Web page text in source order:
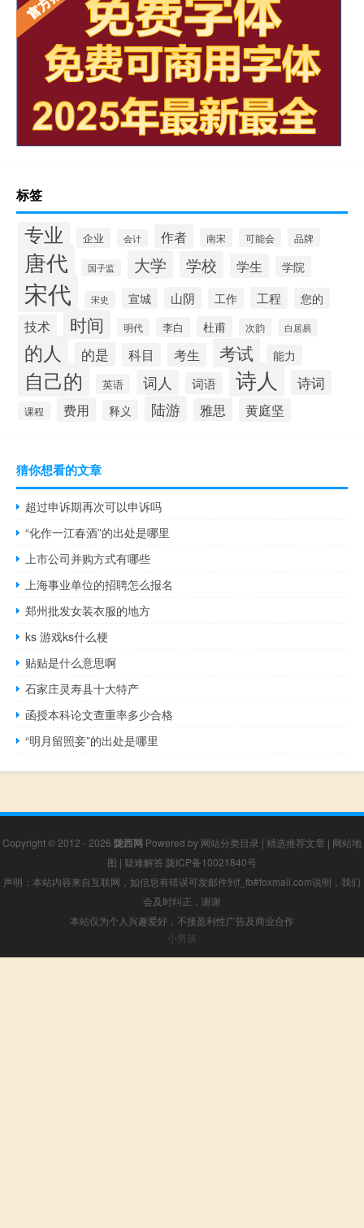
标签
专业 企业 会计 作者 南宋 可能会 品牌
唐代 国子监 大学 学校 学生 学院
宋代 宋史 宣城 山阴 工作 工程 您的
技术 时间 明代 李白 杜甫 次韵 白居易
的人 的是 科目 考生 考试 能力
自己的 英语 词人 词语 诗人 诗词
课程 费用 释义 陆游 雅思 黄庭坚
猜你想看的文章
超过申诉期再次可以申诉吗
“化作一江春酒”的出处是哪里
上市公司并购方式有哪些
上海事业单位的招聘怎么报名
郑州批发女装衣服的地方
ks 游戏ks什么梗
贴贴是什么意思啊
石家庄灵寿县十大特产
函授本科论文查重率多少合格
“明月留照妾”的出处是哪里
Copyright © 2012 - 2026 陇西网 Powered by 网站分类目录 | 精选推荐文章 | 网站地
图 | 疑难解答 陇ICP备10021840号
声明：本站内容来自互联网，如信息有错误可发邮件到f_fb#foxmail.com说明，我们
会及时纠正，谢谢
本站仅为个人兴趣爱好，不接盈利性广告及商业合作
小男孩